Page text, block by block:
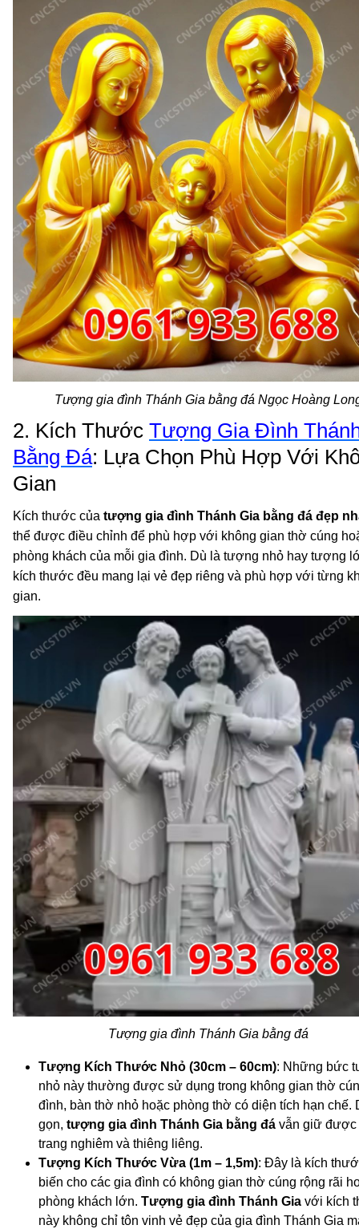
Tượng gia đình Thánh Gia bằng đá Ngọc Hoàng
2. Kích Thước Tượng Gia Đình
Bằng Đá: Lựa Chọn Phù Hợp Với
Gian
Kích thước của tượng gia đình Thánh Gia bằng đá đẹp
thể được điều chỉnh để phù hợp với không gian thờ cúng
phòng khách của mỗi gia đình. Dù là tượng nhỏ hay tượng
kích thước đều mang lại vẻ đẹp riêng và phù hợp với từng
gian.
Tượng gia đình Thánh Gia bằng đá
Tượng Kích Thước Nhỏ (30cm – 60cm): Những bức
nhỏ này thường được sử dụng trong không gian thờ
đình, bàn thờ nhỏ hoặc phòng thờ có diện tích hạn chế.
gọn, tượng gia đình Thánh Gia bằng đá vẫn giữ được
trang nghiêm và thiêng liêng.
Tượng Kích Thước Vừa (1m – 1,5m): Đây là kích
biến cho các gia đình có không gian thờ cúng rộng rãi
phòng khách lớn. Tượng gia đình Thánh Gia với kích
này không chỉ tôn vinh vẻ đẹp của gia đình Thánh Gia